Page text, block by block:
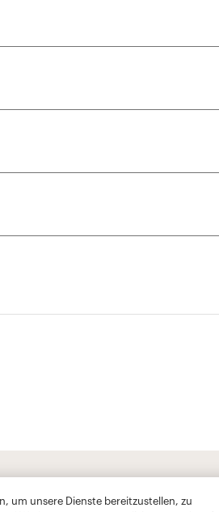
um unsere Dienste bereitzustellen, zu